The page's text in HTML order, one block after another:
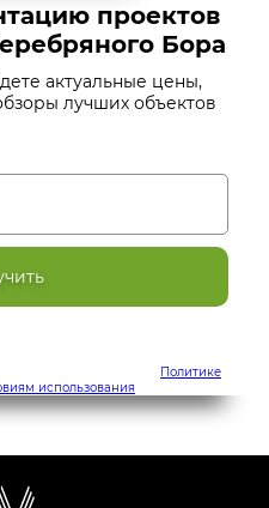
проектов
Бора
актуальные цены,
лучших объектов
Политике
использования